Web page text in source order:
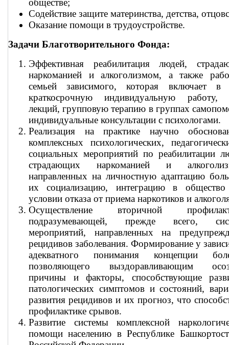
обществе;
Содействие защите материнства, детства,
Оказание помощи в трудоустройстве.
Задачи Благотворительного Фонда:
Эффективная реабилитация людей,
наркоманией и алкоголизмом, а также
семьей зависимого, которая включает в
краткосрочную индивидуальную работу,
лекций, групповую терапию в группах
индивидуальные консультации с психологами.
Реализация на практике научно
комплексных психологических,
социальных мероприятий по реабилитации
страдающих наркоманией и
направленных на личностную адаптацию
их социализацию, интеграцию в
условии отказа от приема наркотиков и
Осуществление вторичной
подразумевающей, прежде всего,
мероприятий, направленных на
рецидивов заболевания. Формирование у
адекватного понимания концепции
позволяющего выздоравливающим
причины и факторы, способствующие
патологических симптомов и состояний,
развития рецидивов и их прогноз, что
профилактике срывов.
Развитие системы комплексной
помощи населению в Республике